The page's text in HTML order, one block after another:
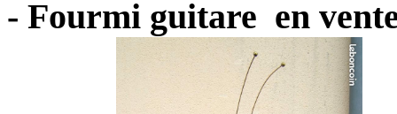
- Fourmi guitare en